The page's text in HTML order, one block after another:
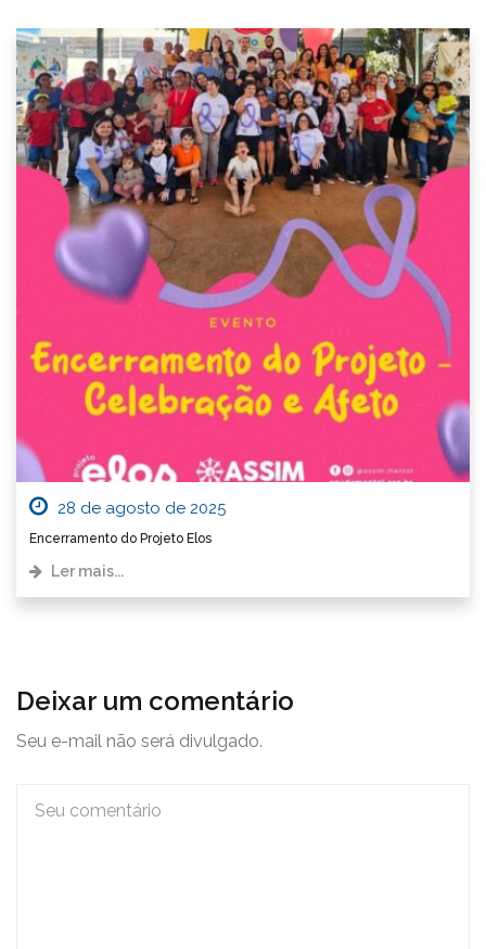
28 de agosto de 2025
Encerramento do Projeto Elos
Ler mais...
Deixar um comentário
Seu e-mail não será divulgado.